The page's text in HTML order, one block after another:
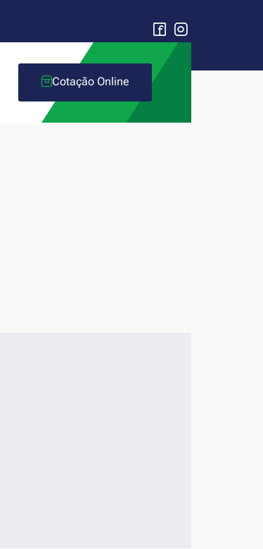
Cotação Online